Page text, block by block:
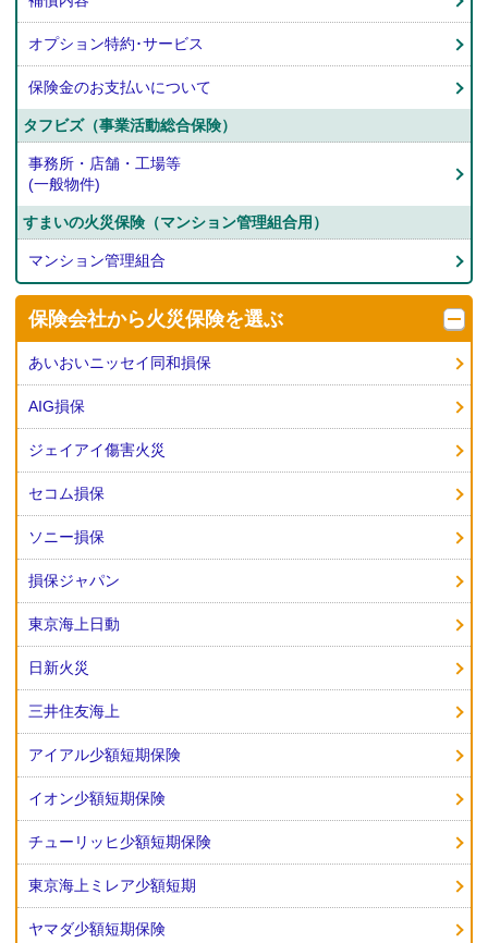
オプション特約･サービス
保険金のお支払いについて
タフビズ（事業活動総合保険）
事務所・店舗・工場等
(一般物件)
すまいの火災保険（マンション管理組合用）
マンション管理組合
保険会社から火災保険を選ぶ
あいおいニッセイ同和損保
AIG損保
ジェイアイ傷害火災
セコム損保
ソニー損保
損保ジャパン
東京海上日動
日新火災
三井住友海上
アイアル少額短期保険
イオン少額短期保険
チューリッヒ少額短期保険
東京海上ミレア少額短期
ヤマダ少額短期保険